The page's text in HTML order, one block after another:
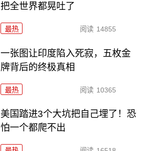
把全世界都晃吐了
最热 阅读 14855
一张图让印度陷入死寂，五枚金
牌背后的终极真相
最热 阅读 10365
美国踏进3个大坑把自己埋了！恐
怕一个都爬不出